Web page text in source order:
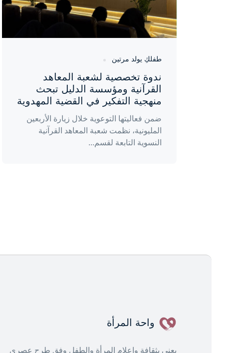
طفلكِ يولد مرتين
ندوة تخصصية لشعبة المعاهد
القرآنية ومؤسسة الدليل تبحث
منهجية التفكير في القضية المهدوية
ضمن فعاليتها التوعوية خلال زيارة الأربعين
المليونية، نظمت شعبة المعاهد القرآنية
النسوية التابعة لقسم...
واحة المرأة
يعنى بثقافة وإعلام المرأة والطفل وفق طرح عصري